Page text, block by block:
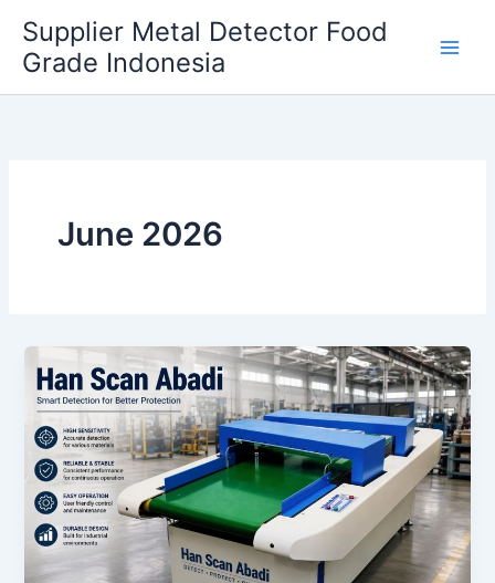
content
Supplier Metal Detector Food
Grade Indonesia
June 2026